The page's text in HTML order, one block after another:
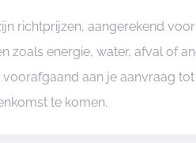
richtprijzen, aangerekend
zoals energie, water, afval of
aan je aanvraag
te komen.